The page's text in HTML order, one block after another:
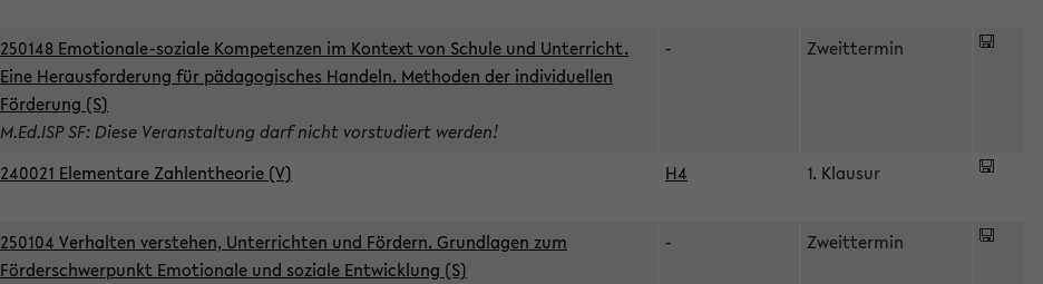
250148 Emotionale-soziale Kompetenzen im Kontext von Schule und Unterricht.
Eine Herausforderung für pädagogisches Handeln. Methoden der individuellen
Förderung (S)
M.Ed.ISP SF: Diese Veranstaltung darf nicht vorstudiert werden!
- Zweittermin
240021 Elementare Zahlentheorie (V) H4 1. Klausur
250104 Verhalten verstehen, Unterrichten und Fördern. Grundlagen zum
Förderschwerpunkt Emotionale und soziale Entwicklung (S)
- Zweittermin